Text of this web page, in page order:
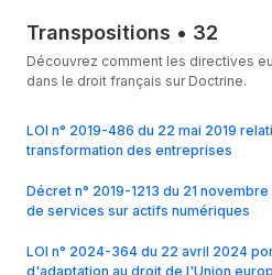
Transpositions • 32
Découvrez comment les directives
dans le droit français sur Doctrine.
LOI n° 2019-486 du 22 mai 2019
transformation des entreprises
Décret n° 2019-1213 du 21
de services sur actifs numériques
LOI n° 2024-364 du 22 avril 2024
d'adaptation au droit de l'Union